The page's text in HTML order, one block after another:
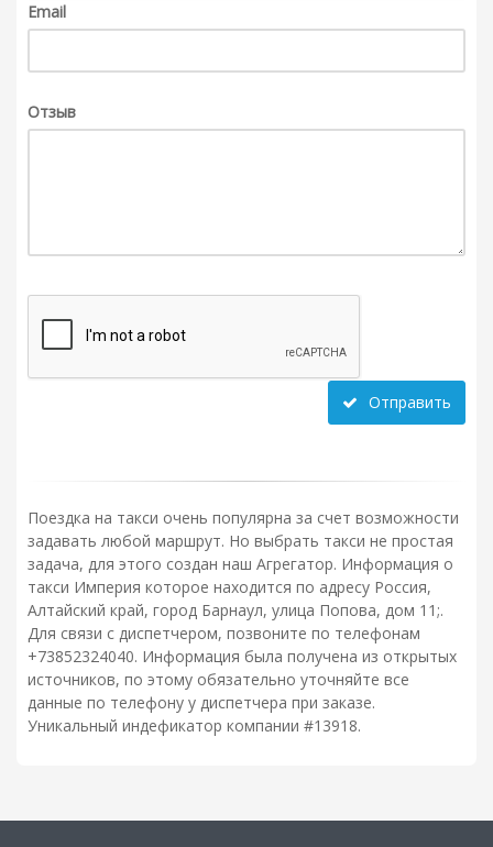
Email
Отзыв
Отправить
Поездка на такси очень популярна за счет возможности
задавать любой маршрут. Но выбрать такси не простая
задача, для этого создан наш Агрегатор. Информация о
такси Империя которое находится по адресу Россия,
Алтайский край, город Барнаул, улица Попова, дом 11;.
Для связи с диспетчером, позвоните по телефонам
+73852324040. Информация была получена из открытых
источников, по этому обязательно уточняйте все
данные по телефону у диспетчера при заказе.
Уникальный индефикатор компании #13918.